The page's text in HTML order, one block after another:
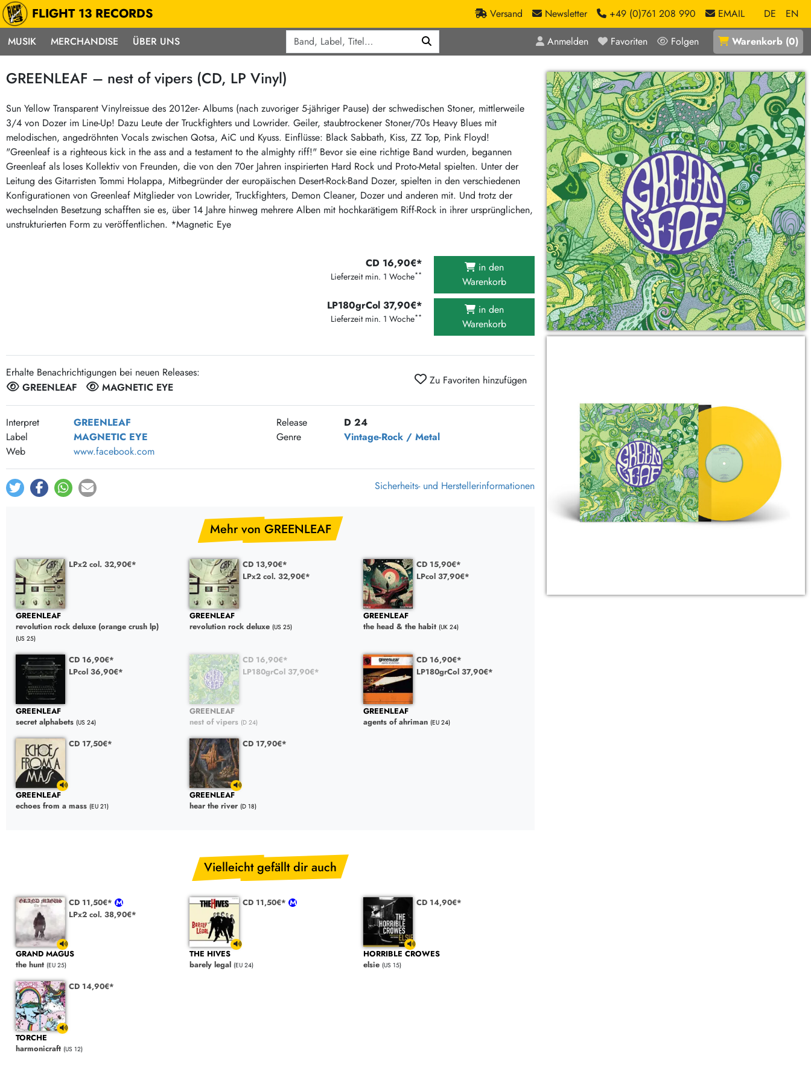
FLIGHT 13 RECORDS Versand Newsletter +49 (0)761 208 990 EMAIL DE
EN
MUSIK
Musik
Alle Neuheiten
Pre-Order
Highlights
Exklusiv & Limitiert
Neu auf Lager
Sonderangebote
Midprice
Mehr…
Punk / HC
Hardcore
Emo
Postpunk / New Wave
Punkrock
60s / Garage
Beat / Surf
60s / Garage / R´n´R
Gitarre
Electronic
Neoklassik
Abstract / Ambient
Electronic Goods
Reggae/Ska
Soul / Exotica / Jazz
Ska
Hiphop
Reggae / Dub
Crazysane Günstiger
Fuzzorama günstiger
Tapete Records günstiger
Sunny Sunny Bastards Summer 26
Warner Rockerwochen
Universal Vinyl Günstig
Music on Vinyl-Aktion
375 Aktion Vinyl Q3 2026
Clouds Hill & Broken Silence-Sommer-Aktion
RSD 2026
FLIGHT 13 REC. SALE
Epitaph Vinyl Günstiger
Unter Schafen-Vinyl günstig
MERCHANDISE ÜBER UNS Anmelden Favoriten Folgen Warenkorb (0)
GREENLEAF – nest of vipers (CD, LP Vinyl)
Sun Yellow Transparent Vinylreissue des 2012er- Albums (nach zuvoriger 5-jähriger Pause) der schwedischen Stoner, mittlerweile
3/4 von Dozer im Line-Up! Dazu Leute der Truckfighters und Lowrider. Geiler, staubtrockener Stoner/70s Heavy Blues mit
melodischen, angedröhnten Vocals zwischen Qotsa, AiC und Kyuss. Einflüsse: Black Sabbath, Kiss, ZZ Top, Pink Floyd!
"Greenleaf is a righteous kick in the ass and a testament to the almighty riff!" Bevor sie eine richtige Band wurden, begannen
Greenleaf als loses Kollektiv von Freunden, die von den 70er Jahren inspirierten Hard Rock und Proto-Metal spielten. Unter der
Leitung des Gitarristen Tommi Holappa, Mitbegründer der europäischen Desert-Rock-Band Dozer, spielten in den verschiedenen
Konfigurationen von Greenleaf Mitglieder von Lowrider, Truckfighters, Demon Cleaner, Dozer und anderen mit. Und trotz der
wechselnden Besetzung schafften sie es, über 14 Jahre hinweg mehrere Alben mit hochkarätigem Riff-Rock in ihrer ursprünglichen,
unstrukturierten Form zu veröffentlichen. *Magnetic Eye
CD 16,90€*
Lieferzeit min. 1 Woche**
in den
Warenkorb
LP180grCol 37,90€*
Lieferzeit min. 1 Woche**
in den
Warenkorb
Erhalte Benachrichtigungen bei neuen Releases:
GREENLEAF
MAGNETIC EYE
Zu Favoriten hinzufügen
Interpret GREENLEAF Release
D 24
Label
MAGNETIC EYE Genre
Vintage-Rock / Metal
Web
www.facebook.com
Sicherheits- und Herstellerinformationen
Mehr von GREENLEAF
LPx2 col. 32,90€*
GREENLEAF
revolution rock deluxe (orange crush lp)
(US 25)
CD 13,90€*
LPx2 col. 32,90€*
GREENLEAF
revolution rock deluxe (US 25)
CD 15,90€*
LPcol 37,90€*
GREENLEAF
the head & the habit (UK 24)
CD 16,90€*
LPcol 36,90€*
GREENLEAF
secret alphabets (US 24)
CD 16,90€*
LP180grCol 37,90€*
GREENLEAF
nest of vipers (D 24)
CD 16,90€*
LP180grCol 37,90€*
GREENLEAF
agents of ahriman (EU 24)
CD 17,50€*
GREENLEAF
echoes from a mass (EU 21)
CD 17,90€*
GREENLEAF
hear the river (D 18)
Vielleicht gefällt dir auch
CD 11,50€*
LPx2 col. 38,90€*
GRAND MAGUS
the hunt (EU 25)
CD 11,50€*
THE HIVES
barely legal (EU 24)
CD 14,90€*
HORRIBLE CROWES
elsie (US 15)
CD 14,90€*
TORCHE
harmonicraft (US 12)